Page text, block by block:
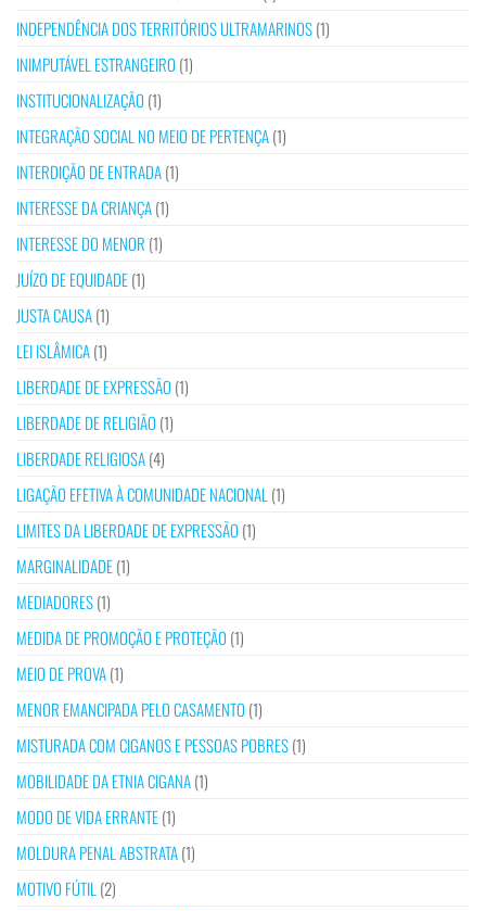
INDEPENDÊNCIA DOS TERRITÓRIOS ULTRAMARINOS(1)
INIMPUTÁVEL ESTRANGEIRO (1)
INSTITUCIONALIZAÇÃO (1)
INTEGRAÇÃO SOCIAL NO MEIO DE PERTENÇA(1)
INTERDIÇÃO DE ENTRADA(1)
INTERESSE DA CRIANÇA(1)
INTERESSE DO MENOR (1)
JUÍZO DE EQUIDADE(1)
JUSTA CAUSA(1)
LEI ISLÂMICA(1)
LIBERDADE DE EXPRESSÃO (1)
LIBERDADE DE RELIGIÃO (1)
LIBERDADE RELIGIOSA(4)
LIGAÇÃO EFETIVA À COMUNIDADE NACIONAL (1)
LIMITES DA LIBERDADE DE EXPRESSÃO (1)
MARGINALIDADE(1)
MEDIADORES(1)
MEDIDA DE PROMOÇÃO E PROTEÇÃO (1)
MEIO DE PROVA(1)
MENOR EMANCIPADA PELO CASAMENTO (1)
MISTURADA COM CIGANOS E PESSOAS POBRES(1)
MOBILIDADE DA ETNIA CIGANA(1)
MODO DE VIDA ERRANTE(1)
MOLDURA PENAL ABSTRATA(1)
MOTIVO FÚTIL (2)